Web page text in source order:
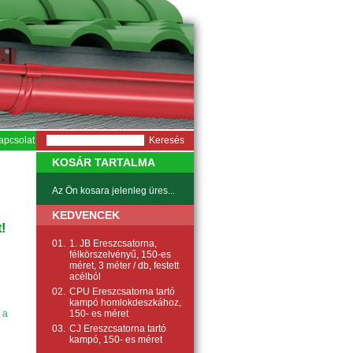
a
KOSÁR TARTALMA
Az Ön kosara jelenleg üres...
KEDVENCEK
01. 1. JB Ereszcsatorna,
félkörszelvényű, 150-es
méret, 3 méter / db, festett
acélból
02. CPU Ereszcsatorna tartó
kampó homlokdeszkához,
150- es méret
03. CJ Ereszcsatorna tartó
kampó, 150- es méret